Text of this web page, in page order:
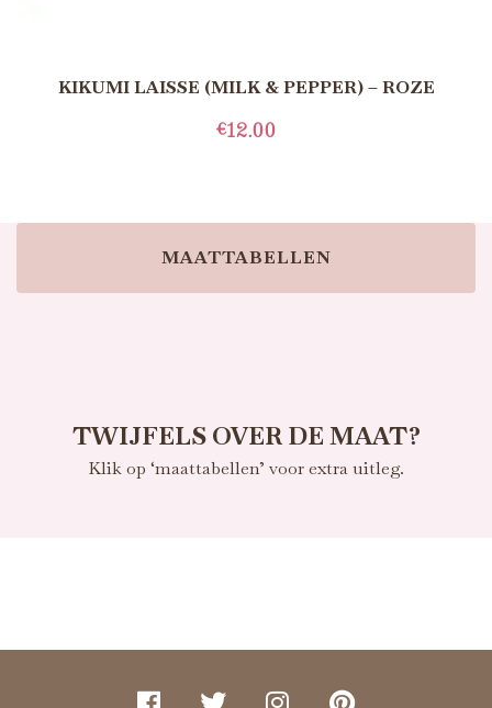
KIKUMI LAISSE (MILK & PEPPER) – ROZE
€12.00
MAATTABELLEN
TWIJFELS OVER DE MAAT?
Klik op ‘maattabellen’ voor extra uitleg.